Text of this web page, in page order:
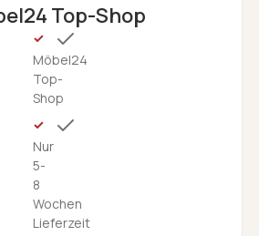
Top-Shop
Möbel24
Top-
Shop
Nur
5-
8
Wochen
Lieferzeit